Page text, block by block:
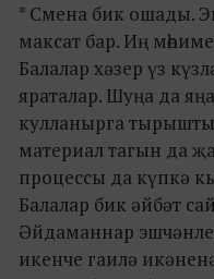
* Смена бик ошады.
максат бар. Иң
Балалар хәзер үз
яраталар. Шуңа да
кулланырга
материал тагын да
процессы да күпкә
Балалар бик әйбәт
Әйдаманнар
икенче гаилә